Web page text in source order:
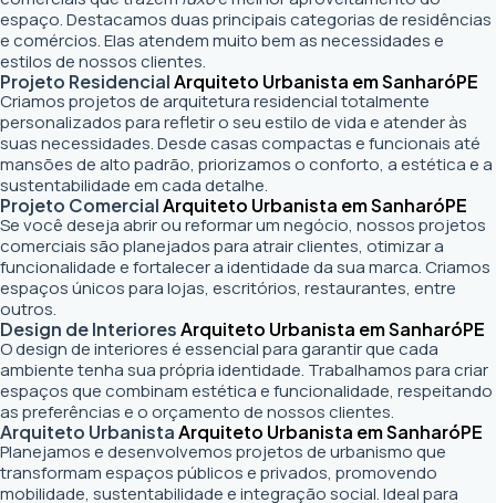
espaço. Destacamos duas principais categorias de residências
e comércios. Elas atendem muito bem as necessidades e
estilos de nossos clientes.
Projeto ResidencialArquiteto Urbanista em SanharóPE
Criamos projetos de arquitetura residencial totalmente
personalizados para refletir o seu estilo de vida e atender às
suas necessidades. Desde casas compactas e funcionais até
mansões de alto padrão, priorizamos o conforto, a estética e a
sustentabilidade em cada detalhe.
Projeto ComercialArquiteto Urbanista em SanharóPE
Se você deseja abrir ou reformar um negócio, nossos projetos
comerciais são planejados para atrair clientes, otimizar a
funcionalidade e fortalecer a identidade da sua marca. Criamos
espaços únicos para lojas, escritórios, restaurantes, entre
outros.
Design de InterioresArquiteto Urbanista em SanharóPE
O design de interiores é essencial para garantir que cada
ambiente tenha sua própria identidade. Trabalhamos para criar
espaços que combinam estética e funcionalidade, respeitando
as preferências e o orçamento de nossos clientes.
Arquiteto UrbanistaArquiteto Urbanista em SanharóPE
Planejamos e desenvolvemos projetos de urbanismo que
transformam espaços públicos e privados, promovendo
mobilidade, sustentabilidade e integração social. Ideal para